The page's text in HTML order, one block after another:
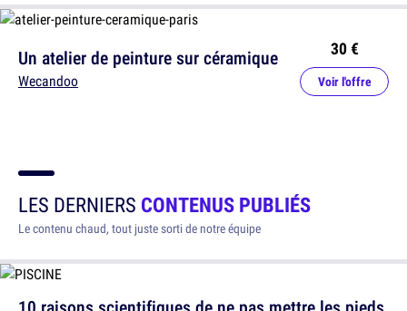
Un atelier de peinture sur céramique
Wecandoo
30 €
Voir l'offre
LES DERNIERS CONTENUS PUBLIÉS
Le contenu chaud, tout juste sorti de notre équipe